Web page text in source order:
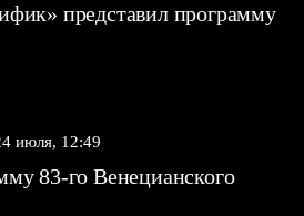
представил программу
июля, 12:49
83-го Венецианского